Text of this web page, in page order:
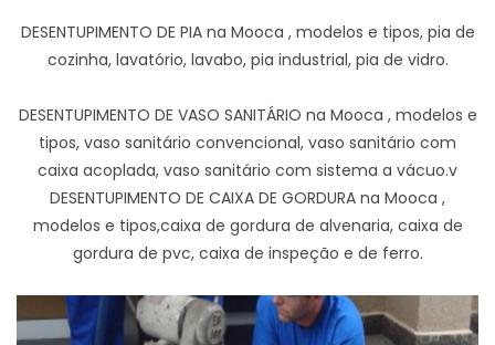
DESENTUPIMENTO DE PIA na Mooca , modelos e tipos, pia de
cozinha, lavatório, lavabo, pia industrial, pia de vidro.
DESENTUPIMENTO DE VASO SANITÁRIO na Mooca , modelos e
tipos, vaso sanitário convencional, vaso sanitário com
caixa acoplada, vaso sanitário com sistema a vácuo.v
DESENTUPIMENTO DE CAIXA DE GORDURA na Mooca ,
modelos e tipos,caixa de gordura de alvenaria, caixa de
gordura de pvc, caixa de inspeção e de ferro.